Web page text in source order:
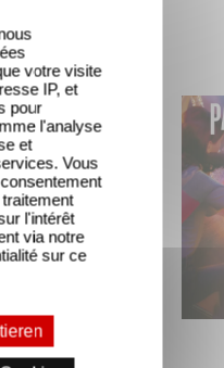
The Interpreter of
votre visite
IP, et
pour
l'analyse
et
Vous
l'intérêt
via notre
sur ce